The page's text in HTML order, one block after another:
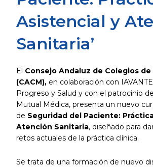
Asistencial y
Sanitaria’
El Consejo Andaluz de Colegios de
(CACM),en colaboración con
Progreso y Salud y con el patrocinio
Mutual Médica, presenta un nuevo
de Seguridad del Paciente:
Atención Sanitaria, diseñado para
retos actuales de la práctica clínica.
Se trata de una formación de nuevo